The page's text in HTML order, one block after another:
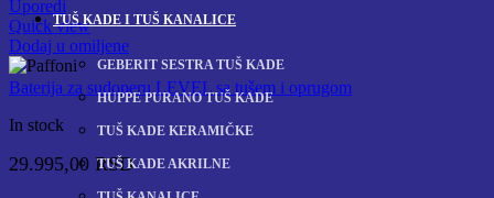
TUŠ KADE I TUŠ KANALICE
GEBERIT SESTRA TUŠ KADE
HUPPE PURANO TUŠ KADE
TUŠ KADE KERAMIČKE
TUŠ KADE AKRILNE
Uporedi
Quick view
Dodaj u omiljene
Baterija za sudoperu LEVEL sa tušem i oprugom
In stock
29.995,00 RSD